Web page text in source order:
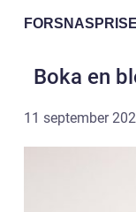
Boka en
11 september